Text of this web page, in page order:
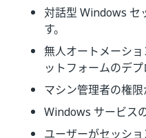
対話型 Windows セ
す。
無人オートメーシ
ットフォームのデプ
マシン管理者の権限
Windows サービス
ユーザーがセッシ